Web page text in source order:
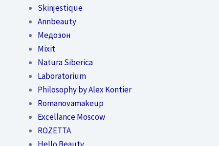
Skinjestique
Annbeauty
Медозон
Mixit
Natura Siberica
Laboratorium
Philosophy by Alex Kontier
Romanovamakeup
Excellance Moscow
ROZETTA
Hello Beauty